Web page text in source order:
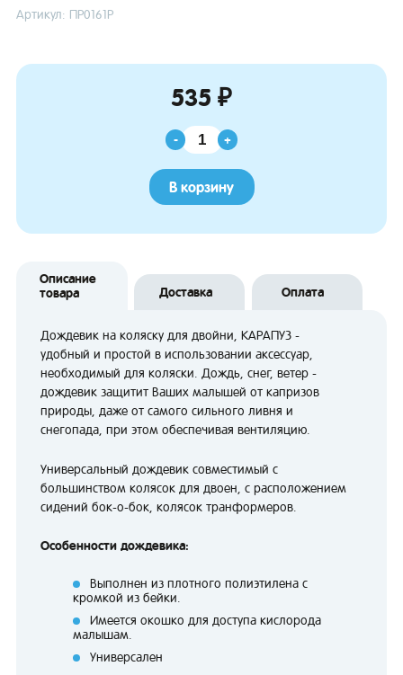
Артикул: ПР0161Р
535 ₽
- +
В корзину
Описание
товара
Доставка Оплата
Дождевик на коляску для двойни, КАРАПУЗ -
удобный и простой в использовании аксессуар,
необходимый для коляски. Дождь, снег, ветер -
дождевик защитит Ваших малышей от капризов
природы, даже от самого сильного ливня и
снегопада, при этом обеспечивая вентиляцию.
Универсальный дождевик совместимый с
большинством колясок для двоен, с расположением
сидений бок-о-бок, колясок транформеров.
Особенности дождевика:
Выполнен из плотного полиэтилена с
кромкой из бейки.
Имеется окошко для доступа кислорода
малышам.
Универсален